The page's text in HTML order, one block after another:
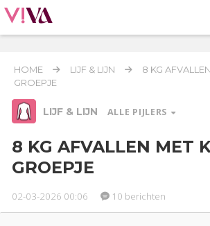
HOME LIJF & LIJN
8 KG
GROEPJE
LIJF & LIJN ALLE PIJLERS
Werk & Studie
8 KG AFVALLEN MET
GROEPJE
02-03-2026 00:06 10 berichten